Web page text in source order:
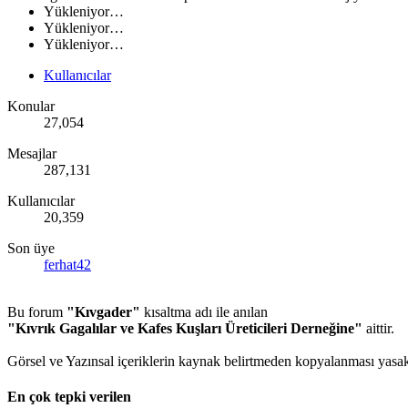
Yükleniyor…
Yükleniyor…
Yükleniyor…
Kullanıcılar
Konular
27,054
Mesajlar
287,131
Kullanıcılar
20,359
Son üye
ferhat42
Bu forum "Kıvgader" kısaltma adı ile anılan
"Kıvrık Gagalılar ve Kafes Kuşları Üreticileri Derneğine" aittir.
Görsel ve Yazınsal içeriklerin kaynak belirtmeden kopyalanması
En çok tepki verilen